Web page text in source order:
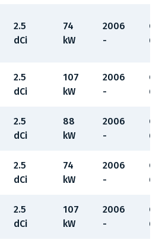
2.5
dCi
74
kW
2006
-
2.5
dCi
107
kW
2006
-
2.5
dCi
88
kW
2006
-
2.5
dCi
74
kW
2006
-
2.5
dCi
107
kW
2006
-